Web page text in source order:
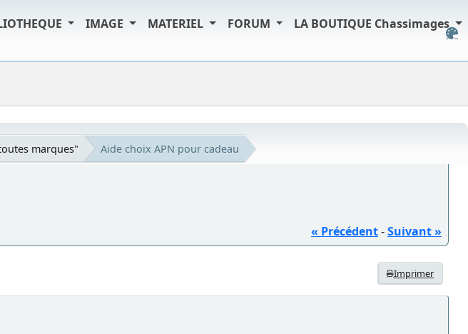
IMAGE MATERIEL FORUM LA BOUTIQUE Chassimages
marques" Aide choix APN pour cadeau
« Précédent-Suivant »
Imprimer